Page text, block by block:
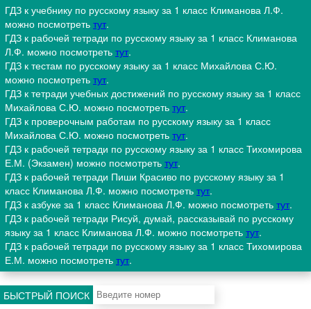
ГДЗ к учебнику по русскому языку за 1 класс Климанова Л.Ф.
можно посмотреть тут.
ГДЗ к рабочей тетради по русскому языку за 1 класс Климанова
Л.Ф. можно посмотреть тут.
ГДЗ к тестам по русскому языку за 1 класс Михайлова С.Ю.
можно посмотреть тут.
ГДЗ к тетради учебных достижений по русскому языку за 1 класс
Михайлова С.Ю. можно посмотреть тут.
ГДЗ к проверочным работам по русскому языку за 1 класс
Михайлова С.Ю. можно посмотреть тут.
ГДЗ к рабочей тетради по русскому языку за 1 класс Тихомирова
Е.М. (Экзамен) можно посмотреть тут.
ГДЗ к рабочей тетради Пиши Красиво по русскому языку за 1
класс Климанова Л.Ф. можно посмотреть тут.
ГДЗ к азбуке за 1 класс Климанова Л.Ф. можно посмотреть тут.
ГДЗ к рабочей тетради Рисуй, думай, рассказывай по русскому
языку за 1 класс Климанова Л.Ф. можно посмотреть тут.
ГДЗ к рабочей тетради по русскому языку за 1 класс Тихомирова
Е.М. можно посмотреть тут.
БЫСТРЫЙ ПОИСК